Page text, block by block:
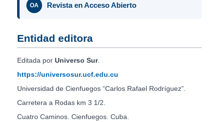
OA Revista en Acceso Abierto
Entidad editora
Editada por Universo Sur.
https://universosur.ucf.edu.cu
Universidad de Cienfuegos “Carlos Rafael Rodríguez”.
Carretera a Rodas km 3 1/2.
Cuatro Caminos. Cienfuegos. Cuba.